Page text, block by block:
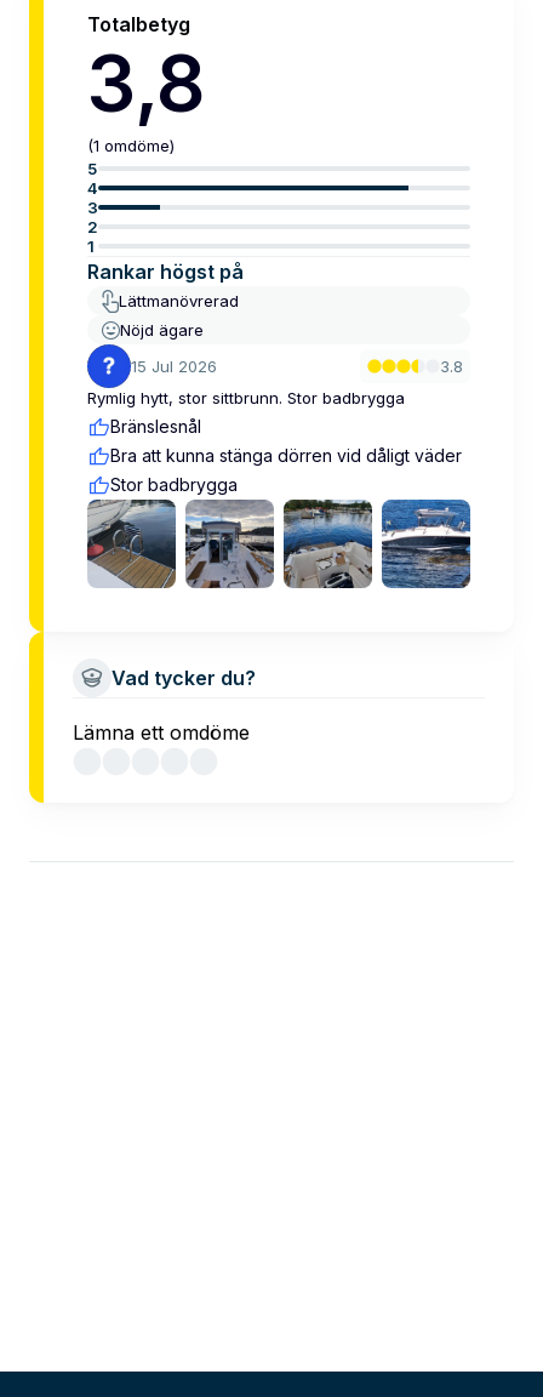
Totalbetyg
3,8
(1 omdöme)
5
4
3
2
1
Rankar högst på
Lättmanövrerad
Nöjd ägare
15 Jul 2026
3.8
Rymlig hytt, stor sittbrunn. Stor badbrygga
Bränslesnål
Bra att kunna stänga dörren vid dåligt väder
Stor badbrygga
Vad tycker du?
Lämna ett omdöme